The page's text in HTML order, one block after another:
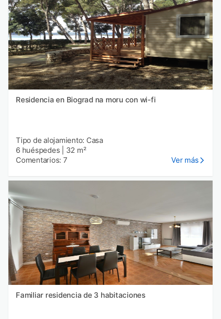
Residencia en Biograd na moru con wi-fi
Tipo de alojamiento: Casa
6 huéspedes
32 m²
Comentarios: 7
Ver más
Familiar residencia de 3 habitaciones